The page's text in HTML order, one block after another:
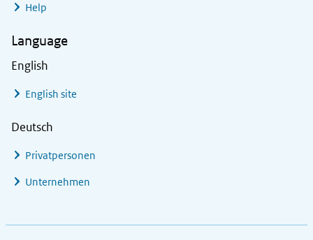
Help
Language
English
English site
Deutsch
Privatpersonen
Unternehmen